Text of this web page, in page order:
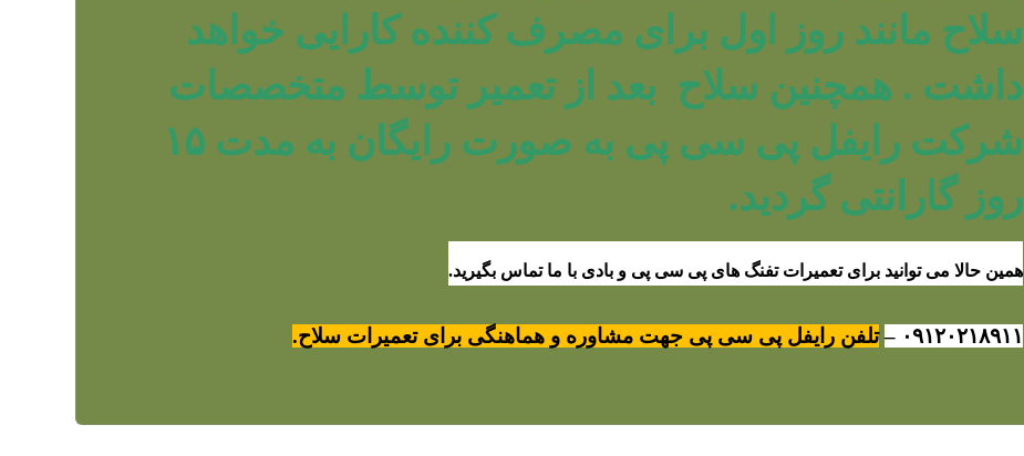
سلاح مانند روز اول برای مصرف کننده کارایی خواهد
داشت . همچنین سلاح بعد از تعمیر توسط متخصصات
شرکت رایفل پی سی پی به صورت رایگان به مدت ۱۵
روز گارانتی گردید.
همین حالا می توانید برای تعمیرات تفنگ های پی سی پی و بادی با ما تماس بگیرید.
۰۹۱۲۰۲۱۸۹۱۱ – تلفن رایفل پی سی پی جهت مشاوره و هماهنگی برای تعمیرات سلاح.